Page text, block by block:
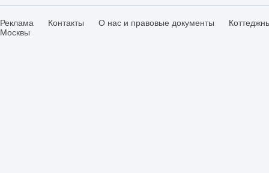
Реклама Контакты О нас и правовые документы
Москвы